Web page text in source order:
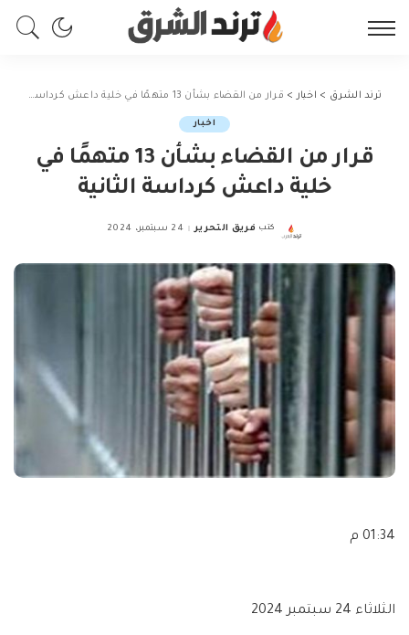
ترند الشرق > اخبار > قرار من القضاء بشأن 13 متهمًا في خلية داعش كرداسة الثانية
اخبار
قرار من القضاء بشأن 13 متهمًا في
خلية داعش كرداسة الثانية
Posted
كتب فريق التحرير 24 سبتمبر، 2024
01:34 م
الثلاثاء 24 سبتمبر 2024